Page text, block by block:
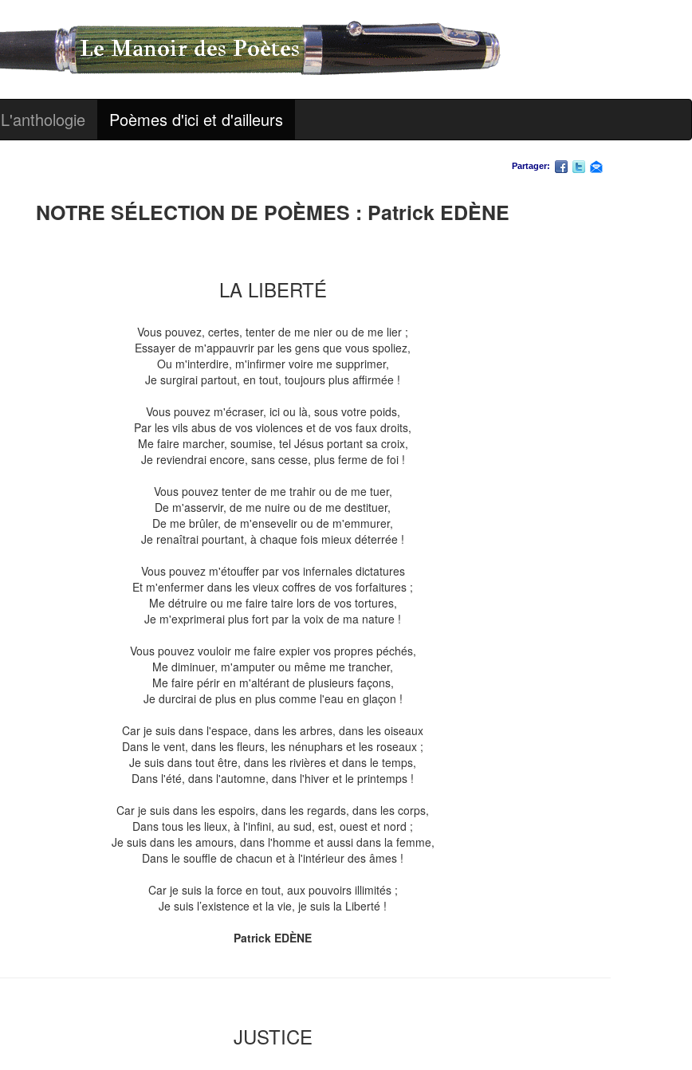
L'anthologie Poèmes d'ici et d'ailleurs
Partager:
NOTRE SÉLECTION DE POÈMES : Patrick EDÈNE
LA LIBERTÉ
Vous pouvez, certes, tenter de me nier ou de me lier ;
Essayer de m'appauvrir par les gens que vous spoliez,
Ou m'interdire, m'infirmer voire me supprimer,
Je surgirai partout, en tout, toujours plus affirmée !
Vous pouvez m'écraser, ici ou là, sous votre poids,
Par les vils abus de vos violences et de vos faux droits,
Me faire marcher, soumise, tel Jésus portant sa croix,
Je reviendrai encore, sans cesse, plus ferme de foi !
Vous pouvez tenter de me trahir ou de me tuer,
De m'asservir, de me nuire ou de me destituer,
De me brûler, de m'ensevelir ou de m'emmurer,
Je renaîtrai pourtant, à chaque fois mieux déterrée !
Vous pouvez m'étouffer par vos infernales dictatures
Et m'enfermer dans les vieux coffres de vos forfaitures ;
Me détruire ou me faire taire lors de vos tortures,
Je m'exprimerai plus fort par la voix de ma nature !
Vous pouvez vouloir me faire expier vos propres péchés,
Me diminuer, m'amputer ou même me trancher,
Me faire périr en m'altérant de plusieurs façons,
Je durcirai de plus en plus comme l'eau en glaçon !
Car je suis dans l'espace, dans les arbres, dans les oiseaux
Dans le vent, dans les fleurs, les nénuphars et les roseaux ;
Je suis dans tout être, dans les rivières et dans le temps,
Dans l'été, dans l'automne, dans l'hiver et le printemps !
Car je suis dans les espoirs, dans les regards, dans les corps,
Dans tous les lieux, à l'infini, au sud, est, ouest et nord ;
Je suis dans les amours, dans l'homme et aussi dans la femme,
Dans le souffle de chacun et à l'intérieur des âmes !
Car je suis la force en tout, aux pouvoirs illimités ;
Je suis l’existence et la vie, je suis la Liberté !
Patrick EDÈNE
JUSTICE